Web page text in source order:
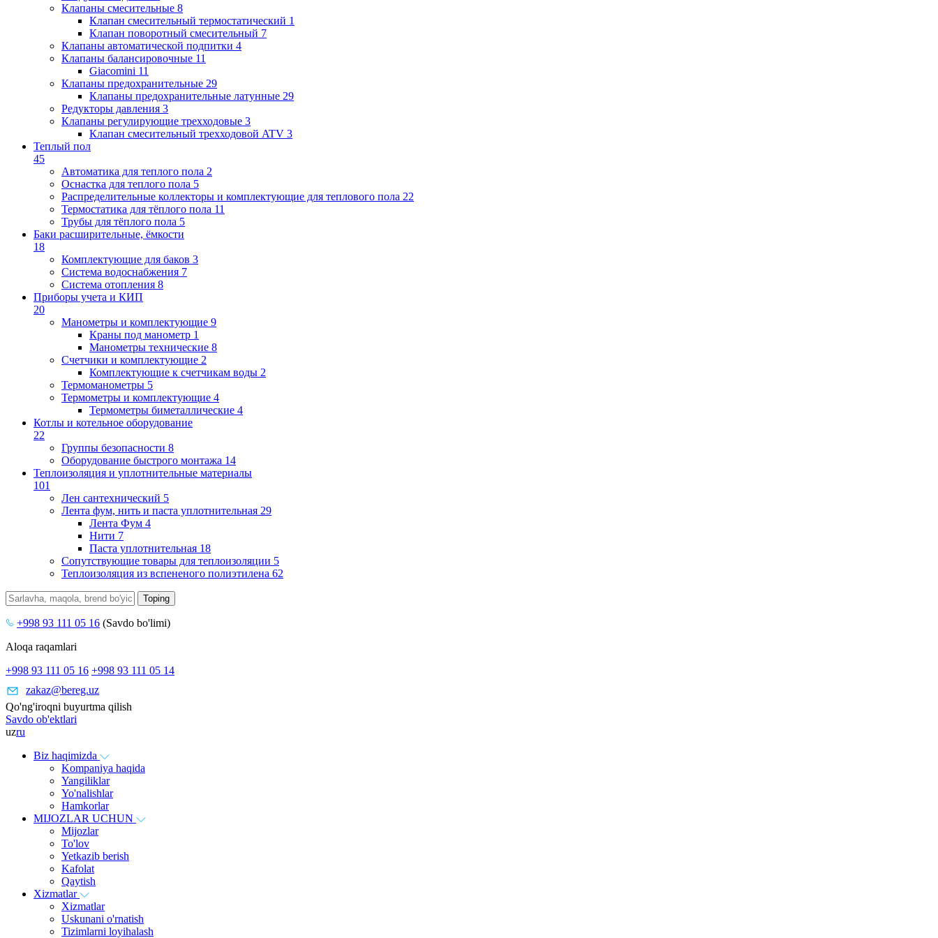
Клапаны cмесительные 8
Клапан cмесительный термостатический 1
Клапан поворотный cмесительный 7
Клапаны автоматической подпитки 4
Клапаны балансировочные 11
Giacomini 11
Клапаны предохранительные 29
Клапаны предохранительные латунные 29
Редукторы давления 3
Клапаны регулирующие трехходовые 3
Клапан смесительный трехходовой ATV 3
Теплый пол
45
Автоматика для теплого пола 2
Оснастка для теплого пола 5
Распределительные коллекторы и комплектующие для теплового пола 22
Термостатика для тёплого пола 11
Трубы для тёплого пола 5
Баки расширительные, ёмкости
18
Комплектующие для баков 3
Система водоснабжения 7
Система отопления 8
Приборы учета и КИП
20
Манометры и комплектующие 9
Краны под манометр 1
Манометры технические 8
Счетчики и комплектующие 2
Комплектующие к счетчикам воды 2
Термоманометры 5
Термометры и комплектующие 4
Термометры биметаллические 4
Котлы и котельное оборудование
22
Группы безопасности 8
Оборудование быстрого монтажа 14
Теплоизоляция и уплотнительные материалы
101
Лен сантехнический 5
Лента фум, нить и паста уплотнительная 29
Лента Фум 4
Нити 7
Паста уплотнительная 18
Сопутствующие товары для теплоизоляции 5
Теплоизоляция из вспененого полиэтилена 62
+998 93 111 05 16 (Savdo bo'limi)
Aloqa raqamlari
+998 93 111 05 16 +998 93 111 05 14
zakaz@bereg.uz
Qo'ng'iroqni buyurtma qilish
Savdo ob'ektlari
uzru
Biz haqimizda
Kompaniya haqida
Yangiliklar
Yo'nalishlar
Hamkorlar
MIJOZLAR UCHUN
Mijozlar
To'lov
Yetkazib berish
Kafolat
Qaytish
Xizmatlar
Xizmatlar
Uskunani o'rnatish
Tizimlarni loyihalash